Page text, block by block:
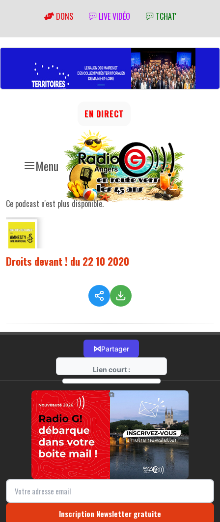
DONS LIVE VIDÉO TCHAT'
Menu
EN DIRECT
Ce podcast n'est plus disponible.
Droits devant ! du 22 10 2020
⋈Partager
Lien court :
https://radio-g.fr?6029
⧉
Inscription Newsletter gratuite